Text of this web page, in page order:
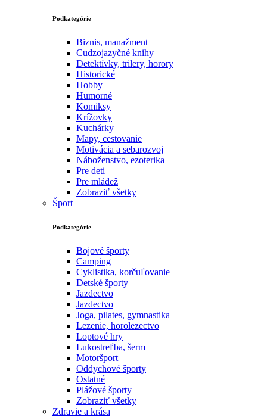
Podkategórie
Biznis, manažment
Cudzojazyčné knihy
Detektívky, trilery, horory
Historické
Hobby
Humorné
Komiksy
Krížovky
Kuchárky
Mapy, cestovanie
Motivácia a sebarozvoj
Náboženstvo, ezoterika
Pre deti
Pre mládež
Zobraziť všetky
Šport
Podkategórie
Bojové športy
Camping
Cyklistika, korčuľovanie
Detské športy
Jazdectvo
Jazdectvo
Joga, pilates, gymnastika
Lezenie, horolezectvo
Loptové hry
Lukostreľba, šerm
Motoršport‎
Oddychové športy
Ostatné
Plážové športy
Zobraziť všetky
Zdravie a krása